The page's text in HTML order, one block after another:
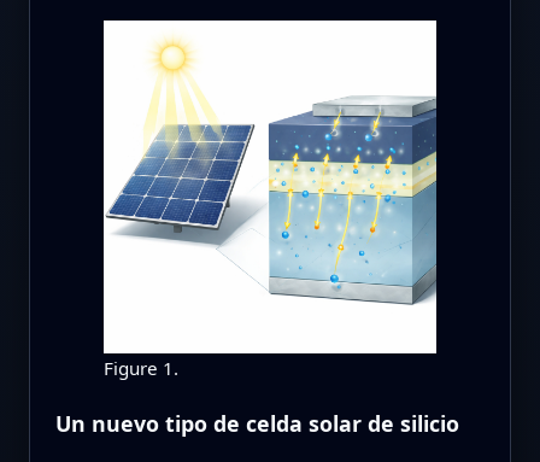
Figure 1.
Un nuevo tipo de celda solar de silicio